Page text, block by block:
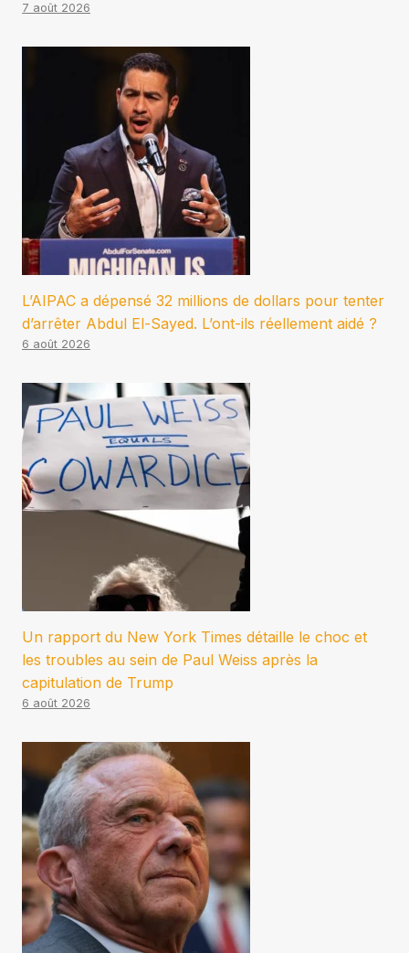
7 août 2026
L’AIPAC a dépensé 32 millions de dollars pour tenter
d’arrêter Abdul El-Sayed. L’ont-ils réellement aidé ?
6 août 2026
Un rapport du New York Times détaille le choc et
les troubles au sein de Paul Weiss après la
capitulation de Trump
6 août 2026